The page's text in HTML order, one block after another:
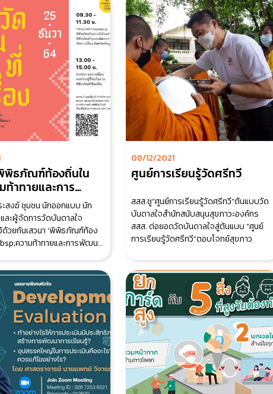
พิพิธภัณฑ์ท้องถิ่นใน
นออกแบบ
รอย่างมีส่วนร่วม
สงฆ์ ชุมชน นักออกแบบ นัก
ละผู้จัดการวัดบันดาลใจ
ด้วยกันเสวนา ‘พิพิธภัณฑ์ท้อง
ความท้าทายและการพัฒนา
08/12/2021
ศูนย์การเรียนรู้วัดศรีทวี
สสส.ชู“ศูนย์การเรียนรู้วัดศรีทวี”ต้นแบบวัด
บันดาลใจสำนักสนับสนุนสุขภาวะองค์กร
สสส. ต่อยอดวัดบันดาลใจสู่ต้นแบบ “ศูนย์
การเรียนรู้วัดศรีทวี”ตอบโจทย์สุขภาว